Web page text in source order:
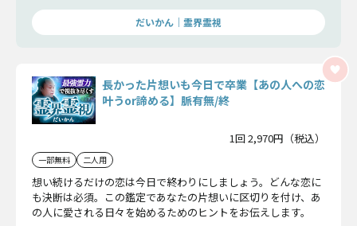
だいかん｜霊界霊視
長かった片想いも今日で卒業【あの人への恋
叶うor諦める】脈有無/終
1回 2,970円（税込）
一部無料 二人用
想い続けるだけの恋は今日で終わりにしましょう。どんな恋に
も決断は必須。この鑑定であなたの片想いに区切りを付け、あ
の人に愛される日々を始めるためのヒントをお伝えします。